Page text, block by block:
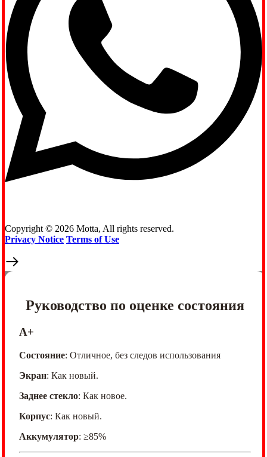
Copyright © 2026 Motta, All rights reserved.
Privacy Notice Terms of Use
Руководство по оценке состояния
A+
Состояние: Отличное, без следов использования
Экран: Как новый.
Заднее стекло: Как новое.
Корпус: Как новый.
Аккумулятор: ≥85%